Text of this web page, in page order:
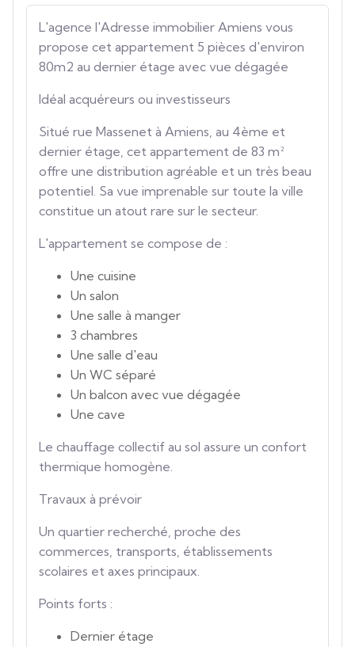
L'agence l'Adresse immobilier Amiens vous
propose cet appartement 5 pièces d'environ
80m2 au dernier étage avec vue dégagée
Idéal acquéreurs ou investisseurs
Situé rue Massenet à Amiens, au 4ème et
dernier étage, cet appartement de 83 m²
offre une distribution agréable et un très beau
potentiel. Sa vue imprenable sur toute la ville
constitue un atout rare sur le secteur.
L'appartement se compose de :
Une cuisine
Un salon
Une salle à manger
3 chambres
Une salle d'eau
Un WC séparé
Un balcon avec vue dégagée
Une cave
Le chauffage collectif au sol assure un confort
thermique homogène.
Travaux à prévoir
Un quartier recherché, proche des
commerces, transports, établissements
scolaires et axes principaux.
Points forts :
Dernier étage